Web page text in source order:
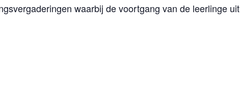
waarbij de voortgang van de leerlinge